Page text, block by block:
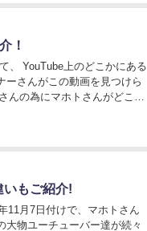
！
、 YouTube上のどこかにある
ーさんがこの動画を見つけら
んの為にマホトさんがどこか
いもご紹介!
11月7日付けで、マホトさん
大物ユーチューバー達が続々